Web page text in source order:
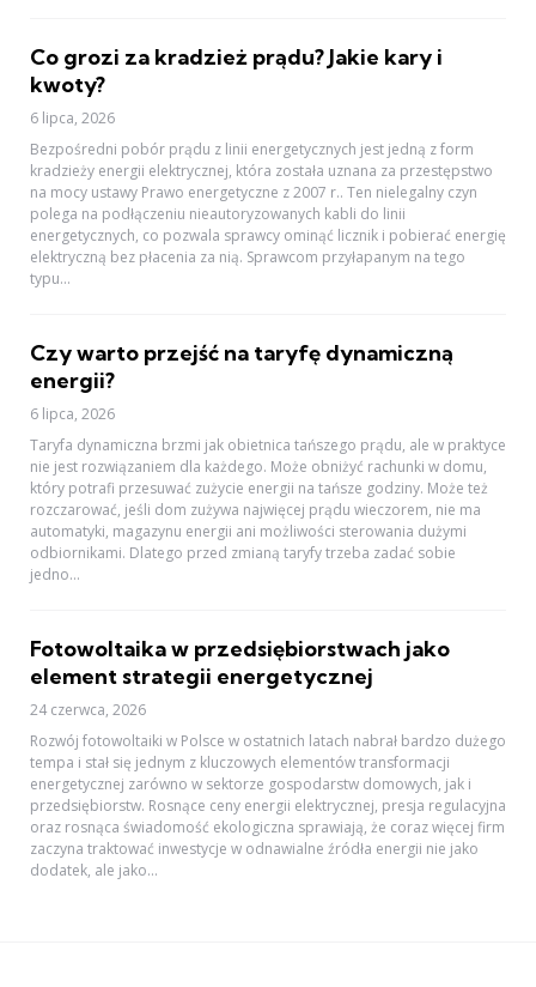
Co grozi za kradzież prądu? Jakie kary i
kwoty?
6 lipca, 2026
Bezpośredni pobór prądu z linii energetycznych jest jedną z form
kradzieży energii elektrycznej, która została uznana za przestępstwo
na mocy ustawy Prawo energetyczne z 2007 r.. Ten nielegalny czyn
polega na podłączeniu nieautoryzowanych kabli do linii
energetycznych, co pozwala sprawcy ominąć licznik i pobierać energię
elektryczną bez płacenia za nią. Sprawcom przyłapanym na tego
typu...
Czy warto przejść na taryfę dynamiczną
energii?
6 lipca, 2026
Taryfa dynamiczna brzmi jak obietnica tańszego prądu, ale w praktyce
nie jest rozwiązaniem dla każdego. Może obniżyć rachunki w domu,
który potrafi przesuwać zużycie energii na tańsze godziny. Może też
rozczarować, jeśli dom zużywa najwięcej prądu wieczorem, nie ma
automatyki, magazynu energii ani możliwości sterowania dużymi
odbiornikami. Dlatego przed zmianą taryfy trzeba zadać sobie
jedno...
Fotowoltaika w przedsiębiorstwach jako
element strategii energetycznej
24 czerwca, 2026
Rozwój fotowoltaiki w Polsce w ostatnich latach nabrał bardzo dużego
tempa i stał się jednym z kluczowych elementów transformacji
energetycznej zarówno w sektorze gospodarstw domowych, jak i
przedsiębiorstw. Rosnące ceny energii elektrycznej, presja regulacyjna
oraz rosnąca świadomość ekologiczna sprawiają, że coraz więcej firm
zaczyna traktować inwestycje w odnawialne źródła energii nie jako
dodatek, ale jako...